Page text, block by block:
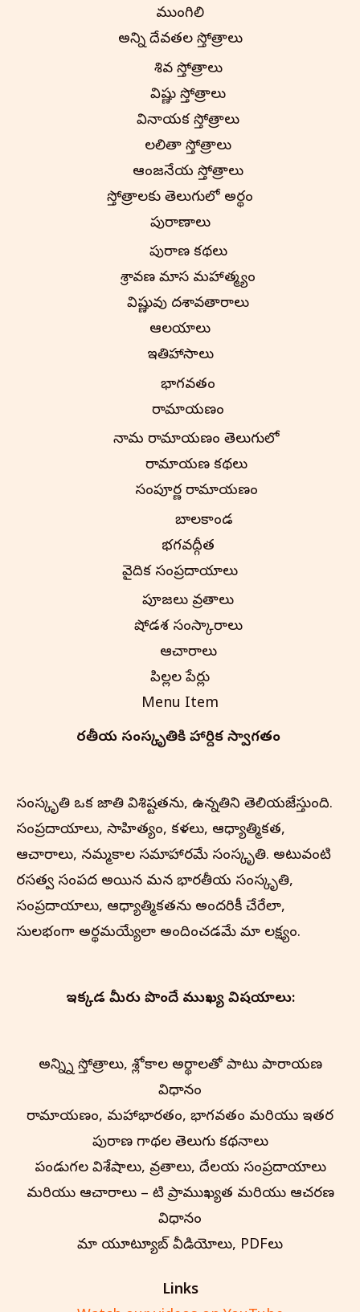
ముంగిలి
అన్ని దేవతల స్తోత్రాలు
శివ స్తోత్రాలు
విష్ణు స్తోత్రాలు
వినాయక స్తోత్రాలు
లలితా స్తోత్రాలు
ఆంజనేయ స్తోత్రాలు
స్తోత్రాలకు తెలుగులో అర్థం
పురాణాలు
పురాణ కథలు
శ్రావణ మాస మహాత్మ్యం
విష్ణువు దశావతారాలు
ఆలయాలు
ఇతిహాసాలు
భాగవతం
రామాయణం
నామ రామాయణం తెలుగులో
రామాయణ కథలు
సంపూర్ణ రామాయణం
బాలకాండ
భగవద్గీత
వైదిక సంప్రదాయాలు
పూజలు వ్రతాలు
షోడశ సంస్కారాలు
ఆచారాలు
పిల్లల పేర్లు
Menu Item
భారతీయ సంస్కృతి‌కి హార్దిక స్వాగతం
సంస్కృతి ఒక జాతి విశిష్టతను, ఉన్నతిని తెలియజేస్తుంది.
సంప్రదాయాలు, సాహిత్యం, కళలు, ఆధ్యాత్మికత,
ఆచారాలు, నమ్మకాల సమాహారమే సంస్కృతి. అటువంటి
వారసత్వ సంపద అయిన మన భారతీయ సంస్కృతి,
సంప్రదాయాలు, ఆధ్యాత్మికతను అందరికీ చేరేలా,
సులభంగా అర్థమయ్యేలా అందించడమే మా లక్ష్యం.
ఇక్కడ మీరు పొందే ముఖ్య విషయాలు:
అన్న్ని స్తోత్రాలు, శ్లోకాల అర్థాలతో పాటు పారాయణ
విధానం
రామాయణం, మహాభారతం, భాగవతం మరియు ఇతర
పురాణ గాథల తెలుగు కథనాలు
పండుగల విశేషాలు, వ్రతాలు, దేవాలయ సంప్రదాయాలు
మరియు ఆచారాలు – వాటి ప్రాముఖ్యత మరియు ఆచరణ
విధానం
మా యూట్యూబ్ వీడియోలు, PDFలు
Links